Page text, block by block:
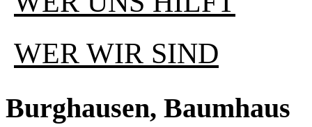
WER WIR SIND
Burghausen, Baumhaus